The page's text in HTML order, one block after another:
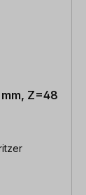
Z=48